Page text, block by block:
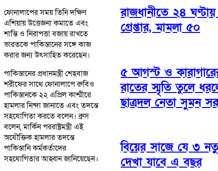
ফোনালাপের সময় তিনি দক্ষিণ
এশিয়ায় উত্তেজনা কমাতে এবং
শান্তি ও নিরাপত্তা বজায় রাখতে
ভারতকে পাকিস্তানের সঙ্গে কাজ
করার জন্য উৎসাহিত করেছেন।
পাকিস্তানের প্রধানমন্ত্রী শেহবাজ
শরীফের সাথে ফোনালাপে রুবিও
পাকিস্তানকে ২২ এপ্রিল কাশ্মীরে
হামলার নিন্দা জানাতে এবং তদন্তে
সহযোগিতা করতে বলেন। ব্রুস
বলেন, মার্কিন পররাষ্ট্রমন্ত্রী এই
অযৌক্তিক হামলার তদন্তে
পাকিস্তানি কর্মকর্তাদের
সহযোগিতার আহ্বান জানিয়েছেন।
রাজধানীতে ২৪
গ্রেপ্তার, মামলা ৫০
৫ আগস্ট ও
রাতের স্মৃতি তুলে
ছাত্রদল নেতা সুমন
বিয়ের সাজে যে ৩
দেখা যাবে এ বছর